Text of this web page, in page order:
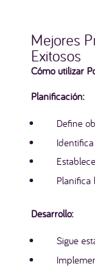
Mejores
Exitosos
Cómo utilizar
Planificación:
Define
Planifica
Desarrollo:
Sigue